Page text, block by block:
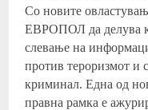
Со новите
ЕВРОПОЛ да делува
слевање на
против тероризмот и
криминал. Една од
правна рамка е